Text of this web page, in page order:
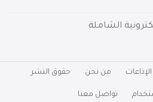
الشاملة
الإذاعات من نحن حقوق النشر
تواصل معنا